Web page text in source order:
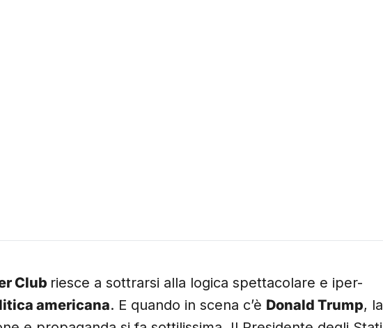
Club riesce a sottrarsi alla logica spettacolare e iper-
americana. E quando in scena c’è Donald Trump, la